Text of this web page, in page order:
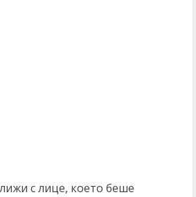
с лице, което беше